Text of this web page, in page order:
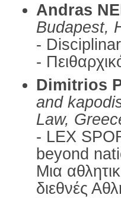
Andras
Budapest,
-
-
Dimitrios
and
Law,
- LEX
beyond
Μια
διεθνές